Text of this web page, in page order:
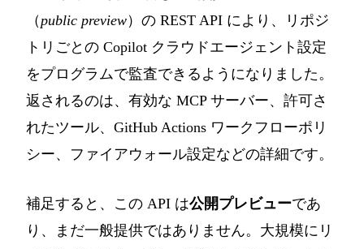
（public preview）の REST API により、リポジ
トリごとの Copilot クラウドエージェント設定
をプログラムで監査できるようになりました。
返されるのは、有効な MCP サーバー、許可さ
れたツール、GitHub Actions ワークフローポリ
シー、ファイアウォール設定などの詳細です。
補足すると、この API は公開プレビューであ
り、まだ一般提供ではありません。大規模にリ